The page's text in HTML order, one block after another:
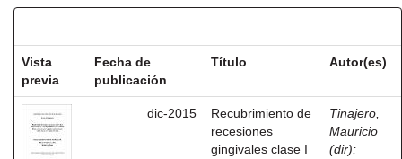
Vista
previa
Fecha de
publicación
Título Autor(es)
dic-2015
Recubrimiento de
recesiones
gingivales clase I
Tinajero,
Mauricio
(dir);